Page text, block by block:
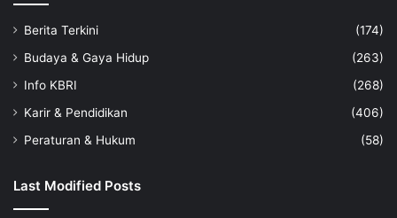
Berita Terkini
(174)
Budaya & Gaya Hidup
(263)
Info KBRI
(268)
Karir & Pendidikan
(406)
Peraturan & Hukum
(58)
Last Modified Posts